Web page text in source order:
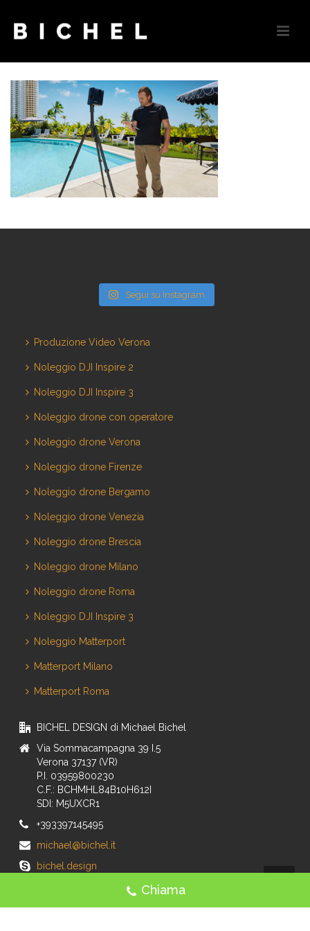
Segui su Instagram
Produzione Video Verona
Noleggio DJI Inspire 2
Noleggio DJI Inspire 3
Noleggio drone con operatore
Noleggio drone Verona
Noleggio drone Firenze
Noleggio drone Bergamo
Noleggio drone Venezia
Noleggio drone Brescia
Noleggio drone Milano
Noleggio drone Roma
Noleggio DJI Inspire 3
Noleggio Matterport
Matterport Milano
Matterport Roma
BICHEL DESIGN di Michael Bichel
Via Sommacampagna 39 I.5
Verona 37137 (VR)
P.I. 03959800230
C.F.: BCHMHL84B10H612I
SDI: M5UXCR1
+393397145495
michael@bichel.it
bichel.design
Chiama